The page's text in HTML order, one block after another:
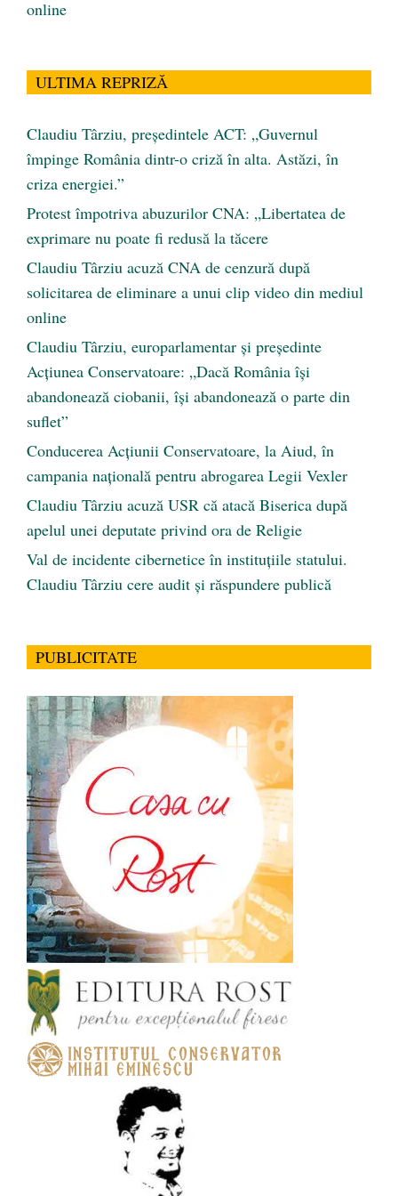
online
ULTIMA REPRIZĂ
Claudiu Târziu, președintele ACT: „Guvernul
împinge România dintr-o criză în alta. Astăzi, în
criza energiei.”
Protest împotriva abuzurilor CNA: „Libertatea de
exprimare nu poate fi redusă la tăcere
Claudiu Târziu acuză CNA de cenzură după
solicitarea de eliminare a unui clip video din mediul
online
Claudiu Târziu, europarlamentar și președinte
Acțiunea Conservatoare: „Dacă România își
abandonează ciobanii, își abandonează o parte din
suflet”
Conducerea Acțiunii Conservatoare, la Aiud, în
campania națională pentru abrogarea Legii Vexler
Claudiu Târziu acuză USR că atacă Biserica după
apelul unei deputate privind ora de Religie
Val de incidente cibernetice în instituțiile statului.
Claudiu Târziu cere audit și răspundere publică
PUBLICITATE